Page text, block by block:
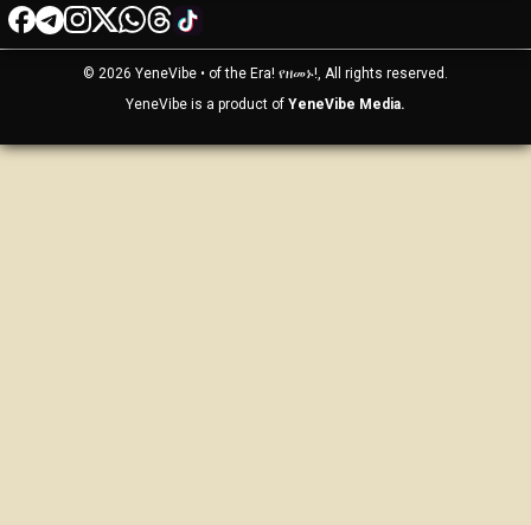
© 2026 YeneVibe • of the Era! የዘመኑ!, All rights reserved.
YeneVibe is a product of YeneVibe Media.